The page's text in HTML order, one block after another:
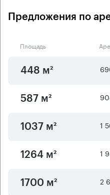
Предложения по
Площадь
448 м²
587 м²
1037 м² 1
1264 м² 1
1700 м² 2